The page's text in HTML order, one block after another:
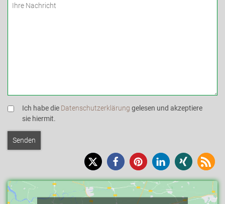
Ich habe die Datenschutzerklärung gelesen und akzeptiere
sie hiermit.